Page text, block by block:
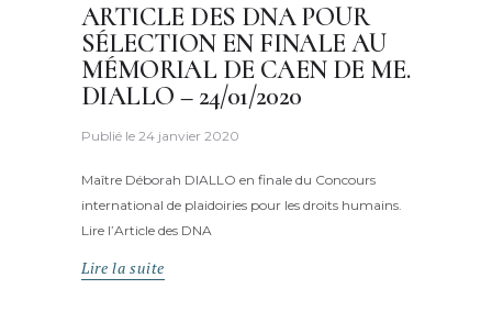
ARTICLE DES DNA POUR
SÉLECTION EN FINALE AU
MÉMORIAL DE CAEN DE ME.
DIALLO – 24/01/2020
Publié le 24 janvier 2020
Maître Déborah DIALLO en finale du Concours
international de plaidoiries pour les droits humains.
Lire l’Article des DNA
Lire la suite